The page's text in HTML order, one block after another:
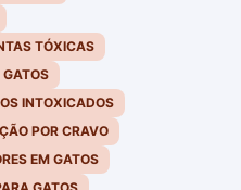
TÓXICAS
GATOS
INTOXICADOS
POR CRAVO
EM GATOS